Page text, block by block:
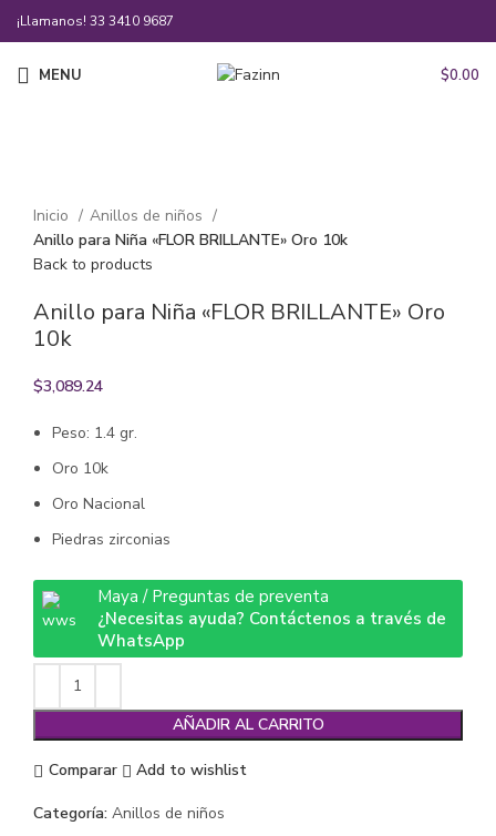
¡Llamanos! 33 3410 9687
MENU $0.00
Inicio
Anillos de niños
Anillo para Niña «FLOR BRILLANTE» Oro 10k
Back to products
Anillo para Niña «FLOR BRILLANTE» Oro
10k
$3,089.24
Peso: 1.4 gr.
Oro 10k
Oro Nacional
Piedras zirconias
Maya / Preguntas de preventa
¿Necesitas ayuda? Contáctenos a través de
WhatsApp
AÑADIR AL CARRITO
Comparar Add to wishlist
Categoría: Anillos de niños